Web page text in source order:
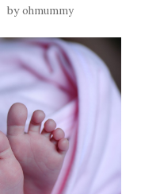
byohmummy